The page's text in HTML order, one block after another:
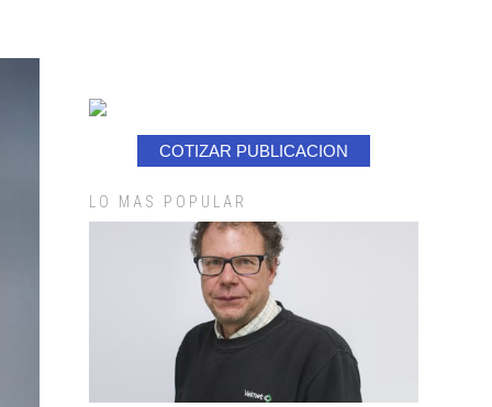
COTIZAR PUBLICACION
LO MAS POPULAR